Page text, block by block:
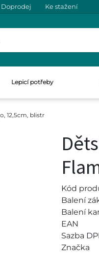
Doprodej Ke stažení
Lepicí potřeby
12,5cm, blistr
Kód
Balení
Balení
EAN
Sazba
Značka